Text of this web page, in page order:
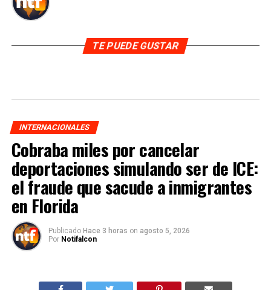
TE PUEDE GUSTAR
INTERNACIONALES
Cobraba miles por cancelar
deportaciones simulando ser de ICE:
el fraude que sacude a inmigrantes
en Florida
Publicado Hace 3 horas on agosto 5, 2026
Por Notifalcon